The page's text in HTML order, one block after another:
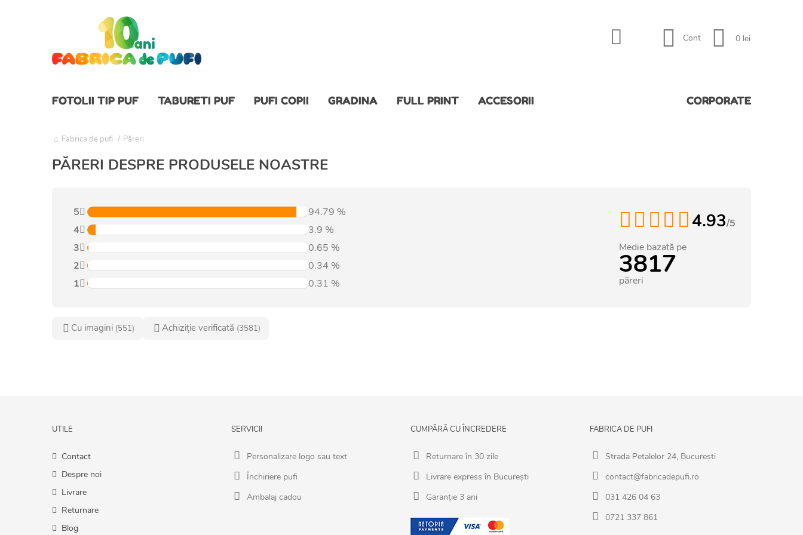
0 lei
Cont
FOTOLII TIP PUF TABURETI PUF PUFI COPII GRADINA FULL PRINT ACCESORII CORPORATE
Fabrica de pufi / Păreri
PĂRERI DESPRE PRODUSELE NOASTRE
5 94.79 %
4
3.9 %
3
0.65 %
2
0.34 %
1
0.31 %
4.93/5
Medie bazată pe
3817
păreri
Cu imagini (551) Achiziție verificată (3581)
UTILE
Contact
Despre noi
Livrare
Returnare
Blog
SERVICII
Personalizare logo sau text
Închiriere pufi
Ambalaj cadou
CUMPĂRĂ CU ÎNCREDERE
Returnare în 30 zile
Livrare express în București
Garanție 3 ani
FABRICA DE PUFI
Strada Petalelor 24, București
contact@fabricadepufi.ro
031 426 04 63
0721 337 861